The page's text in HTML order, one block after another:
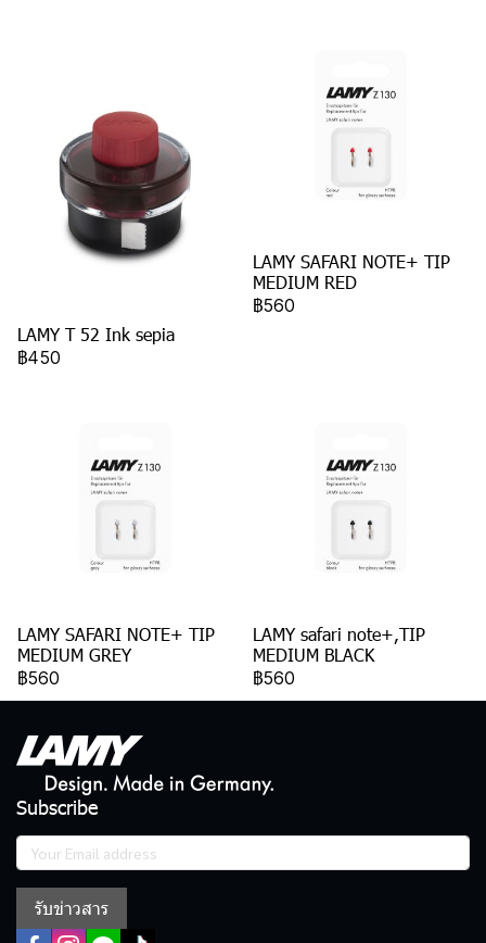
LAMY T 52 Ink sepia
฿450
LAMY SAFARI NOTE+ TIP
MEDIUM RED
฿560
LAMY SAFARI NOTE+ TIP
MEDIUM GREY
฿560
LAMY safari note+,TIP
MEDIUM BLACK
฿560
Subscribe
รับข่าวสาร